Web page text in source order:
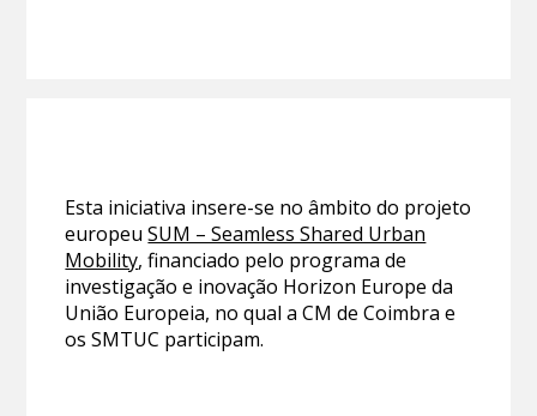
Esta iniciativa insere-se no âmbito do projeto
europeuSUM – Seamless Shared Urban
Mobility, financiado pelo programa de
investigação e inovação Horizon Europe da
União Europeia, no qual a CM de Coimbra e
os SMTUC participam.